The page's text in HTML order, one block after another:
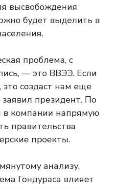
высвобождения
будет выделить в
проблема, с
— это ВВЭЭ. Если
создаст нам еще
президент. По
в компании напрямую
правительства
проекты.